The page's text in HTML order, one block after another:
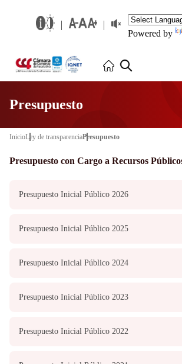
Powered by
Presupuesto
InicioLey de transparenciaPresupuesto
Presupuesto con Cargo a Recursos
Presupuesto Inicial Público 2026
Presupuesto Inicial Público 2025
Presupuesto Inicial Público 2024
Presupuesto Inicial Público 2023
Presupuesto Inicial Público 2022